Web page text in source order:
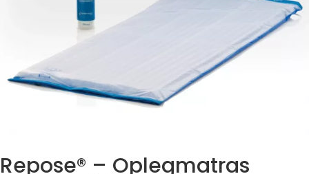
Repose® – Oplegmatras